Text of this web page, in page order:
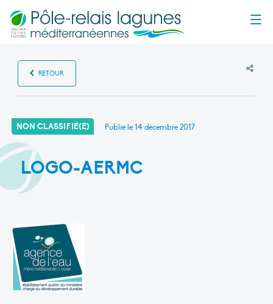
RETOUR
NON CLASSIFIÉ(E) Publié le14 décembre 2017
LOGO-AERMC